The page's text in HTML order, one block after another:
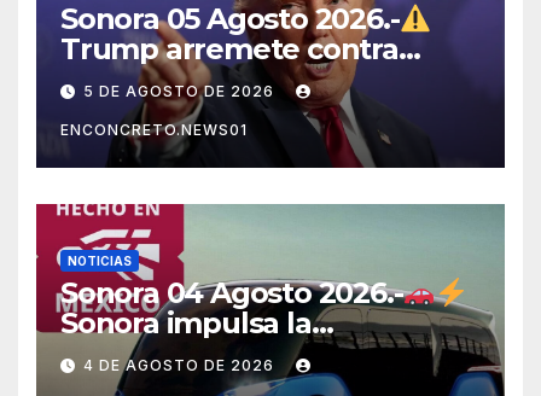
Sonora 05 Agosto 2026.-
Trump arremete contra
México, Canadá y otras
potencias por supuestos
abusos comerciales
5 DE AGOSTO DE 2026
ENCONCRETO.NEWS01
NOTICIAS
Sonora 04 Agosto 2026.-
Sonora impulsa la
electromovilidad con
«Beyond», un vehículo
4 DE AGOSTO DE 2026